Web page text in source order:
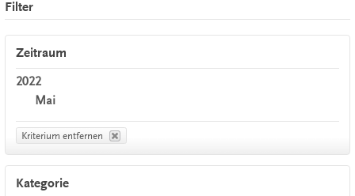
Filter
Zeitraum
2022
Mai
Kriterium entfernen
Kategorie